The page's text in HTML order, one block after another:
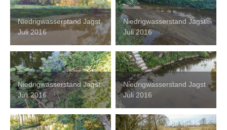
Niedrigwasserstand Jagst
Juli 2016
Niedrigwasserstand Jagst
Juli 2016
Niedrigwasserstand Jagst
Juli 2016
Niedrigwasserstand Jagst
Juli 2016